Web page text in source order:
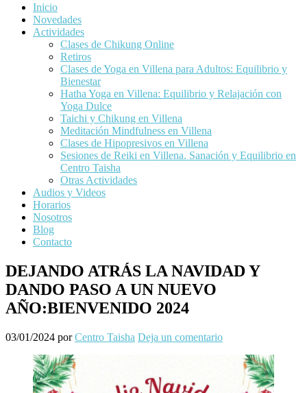
Inicio
Novedades
Actividades
Clases de Chikung Online
Retiros
Clases de Yoga en Villena para Adultos: Equilibrio y
Bienestar
Hatha Yoga en Villena: Equilibrio y Relajación con
Yoga Dulce
Taichi y Chikung en Villena
Meditación Mindfulness en Villena
Clases de Hipopresivos en Villena
Sesiones de Reiki en Villena. Sanación y Equilibrio en
Centro Taisha
Otras Actividades
Audios y Videos
Horarios
Nosotros
Blog
Contacto
DEJANDO ATRÁS LA NAVIDAD Y
DANDO PASO A UN NUEVO
AÑO:BIENVENIDO 2024
03/01/2024 porCentro Taisha Deja un comentario